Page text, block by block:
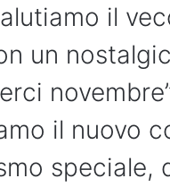
il
un
il nuovo
speciale,